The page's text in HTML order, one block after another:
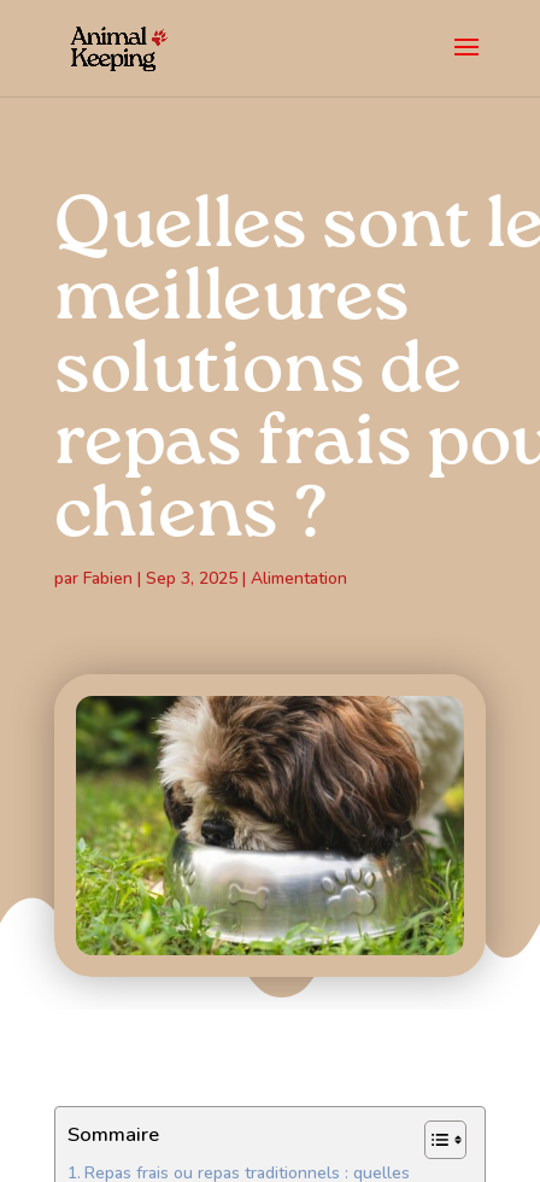
Quelles sont
meilleures
solutions de
repas frais
chiens ?
par Fabien | Sep 3, 2025| Alimentation
Sommaire
Repas frais ou repas traditionnels : quelles